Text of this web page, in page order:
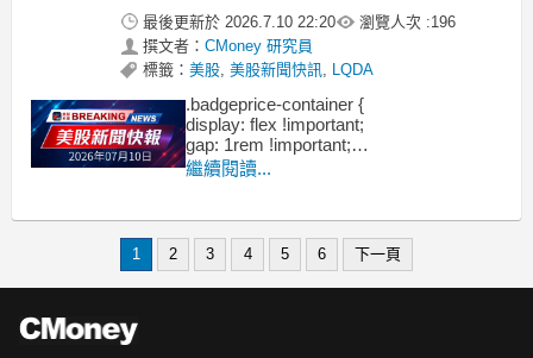
最後更新於 2026.7.10 22:20 瀏覽人次 :196
撰文者： CMoney 研究員
標籤： 美股, 美股新聞快訊, LQDA
.badgeprice-container {
display: flex !important;
gap: 1rem !important;
flex-wrap: wrap !important; /* 自動換行 */
繼續閱讀...
1 2 3 4 5 6 下一頁